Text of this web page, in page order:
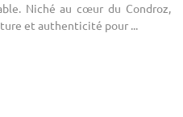
Niché au cœur du Condroz,
et authenticité pour ...